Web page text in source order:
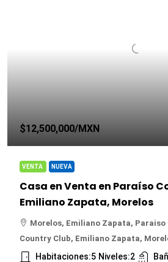
$12,500,000/MXN
VENTA NUEVA
Casa en Venta en Paraíso
Emiliano Zapata, Morelos
Morelos, Emiliano Zapata,
Country Club, Emiliano Zapata,
Habitaciones:5 Niveles:2